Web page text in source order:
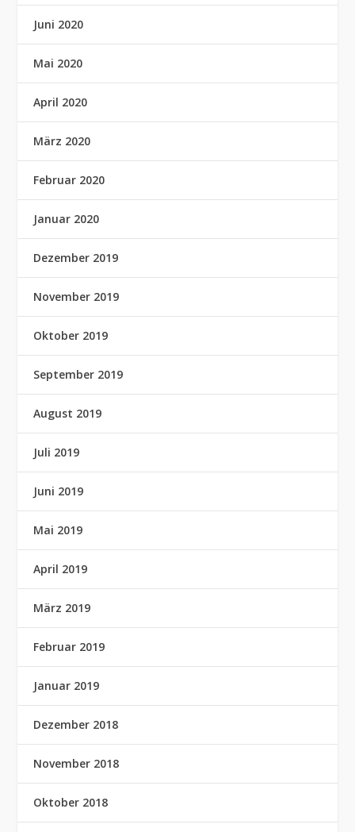
Juni 2020
Mai 2020
April 2020
März 2020
Februar 2020
Januar 2020
Dezember 2019
November 2019
Oktober 2019
September 2019
August 2019
Juli 2019
Juni 2019
Mai 2019
April 2019
März 2019
Februar 2019
Januar 2019
Dezember 2018
November 2018
Oktober 2018